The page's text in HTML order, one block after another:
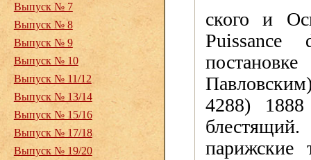
ского и
Puissance
4288)
парижские
Выпуск № 7
Выпуск № 8
Выпуск № 9
Выпуск № 10
Выпуск № 11/12
Выпуск № 13/14
Выпуск № 15/16
Выпуск № 17/18
Выпуск № 19/20